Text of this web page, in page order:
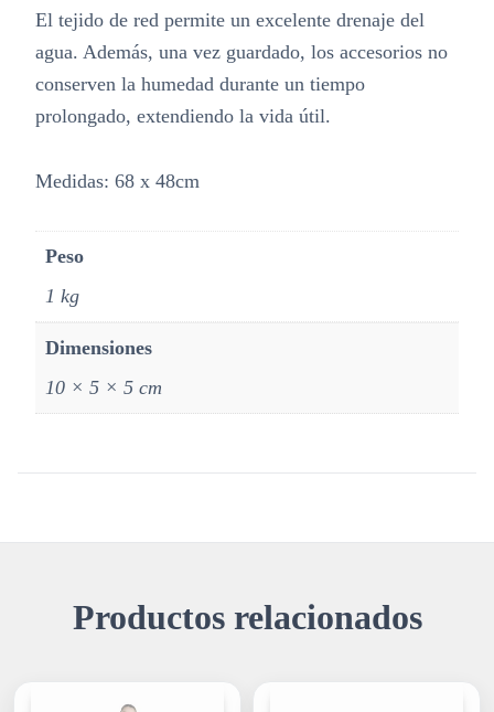
El tejido de red permite un excelente drenaje del
agua. Además, una vez guardado, los accesorios no
conserven la humedad durante un tiempo
prolongado, extendiendo la vida útil.
Medidas: 68 x 48cm
Peso
1 kg
Dimensiones
10 × 5 × 5 cm
Productos relacionados